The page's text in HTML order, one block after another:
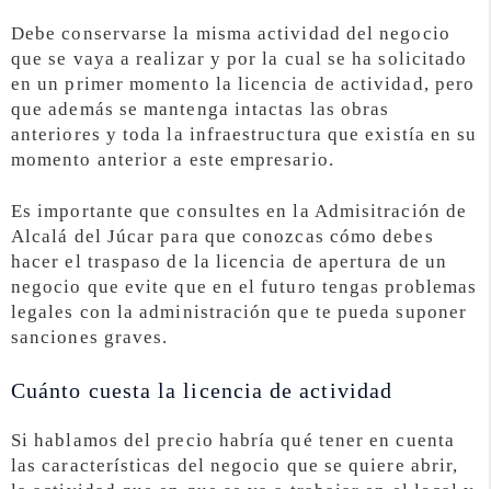
Debe conservarse la misma actividad del negocio
que se vaya a realizar y por la cual se ha solicitado
en un primer momento la licencia de actividad, pero
que además se mantenga intactas las obras
anteriores y toda la infraestructura que existía en su
momento anterior a este empresario.
Es importante que consultes en la Admisitración de
Alcalá del Júcar para que conozcas cómo debes
hacer el traspaso de la licencia de apertura de un
negocio que evite que en el futuro tengas problemas
legales con la administración que te pueda suponer
sanciones graves.
Cuánto cuesta la licencia de actividad
Si hablamos del precio habría qué tener en cuenta
las características del negocio que se quiere abrir,